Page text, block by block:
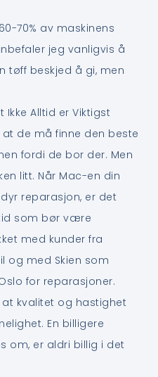
70% av maskinens
jeg vanligvis å
tøff beskjed å gi, men
Alltid er Viktigst
de må finne den beste
fordi de bor der. Men
litt. Når Mac-en din
reparasjon, er det
som bør være
med kunder fra
og med Skien som
for reparasjoner.
kvalitet og hastighet
En billigere
om, er aldri billig i det